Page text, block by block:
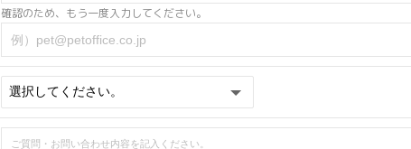
確認のため、もう一度入力してください。